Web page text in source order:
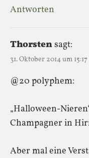
Antworten
Thorstensagt:
31. Oktober 2014 um
@20 polyphem:
„Halloween-
Champagner in
Aber mal eine